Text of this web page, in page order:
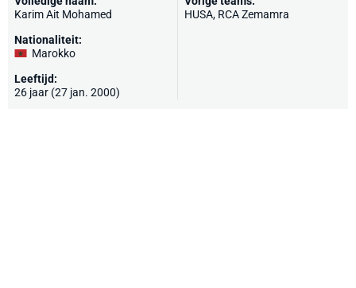
Karim Ait Mohamed
Nationaliteit:
Marokko
Leeftijd:
26 jaar (27 jan. 2000)
HUSA, RCA Zemamra